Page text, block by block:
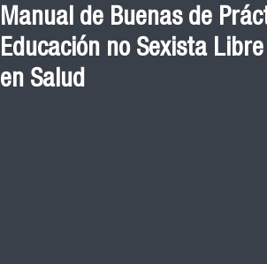
Manual de Buenas de
Educación no Sexista
en Salud